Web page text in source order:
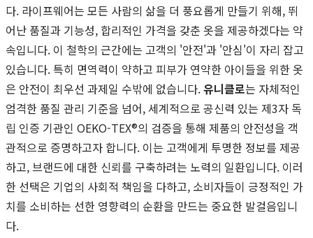
다. 라이프웨어는 모든 사람의 삶을 더 풍요롭게 만들기 위해, 뛰
어난 품질과 기능성, 합리적인 가격을 갖춘 옷을 제공하겠다는 약
속입니다. 이 철학의 근간에는 고객의 '안전'과 '안심'이 자리 잡고
있습니다. 특히 면역력이 약하고 피부가 연약한 아이들을 위한 옷
은 안전이 최우선 과제일 수밖에 없습니다.유니클로는 자체적인
엄격한 품질 관리 기준을 넘어, 세계적으로 공신력 있는 제3자 독
립 인증 기관인 OEKO-TEX®의 검증을 통해 제품의 안전성을 객
관적으로 증명하고자 합니다. 이는 고객에게 투명한 정보를 제공
하고, 브랜드에 대한 신뢰를 구축하려는 노력의 일환입니다. 이러
한 선택은 기업의 사회적 책임을 다하고, 소비자들이 긍정적인 가
치를 소비하는 선한 영향력의 순환을 만드는 중요한 발걸음입니
다.